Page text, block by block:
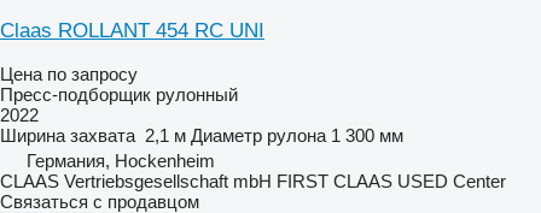
Claas ROLLANT 454 RC UNI
Цена по запросу
Пресс-подборщик рулонный
2022
Ширина захвата 2,1 м Диаметр рулона 1 300 мм
Германия, Hockenheim
CLAAS Vertriebsgesellschaft mbH FIRST CLAAS USED Center
Связаться с продавцом